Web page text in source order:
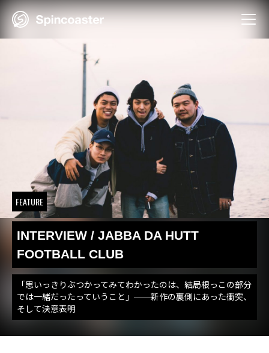
Skip
FEATURE
INTERVIEW / JABBA DA HUTT
FOOTBALL CLUB
「思いっきりぶつかってみてわかったのは、結局根っこの部分
では一緒だったっていうこと」――新作の裏側にあった衝突、
そして決意表明